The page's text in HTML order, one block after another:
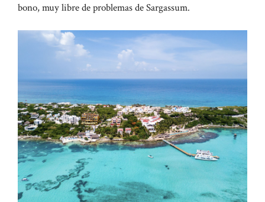
bono, muy libre de problemas de Sargassum.